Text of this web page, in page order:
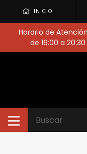
INICIO
Horario de
de 16:00 a